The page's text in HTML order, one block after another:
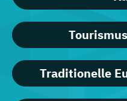
Traditionelle